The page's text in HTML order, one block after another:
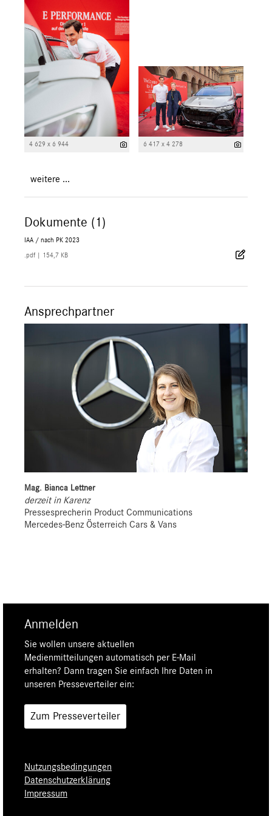
4 629 x 6 944 6 417 x 4 278
weitere ...
Dokumente (1)
IAA / nach PK 2023
.pdf 154,7 KB
Ansprechpartner
Mag. Bianca Lettner
derzeit in Karenz
Pressesprecherin Product Communications
Mercedes-Benz Österreich Cars & Vans
Anmelden
Sie wollen unsere aktuellen
Medienmitteilungen automatisch per E-Mail
erhalten? Dann tragen Sie einfach Ihre Daten in
unseren Presseverteiler ein:
Zum Presseverteiler
Nutzungsbedingungen
Datenschutzerklärung
Impressum